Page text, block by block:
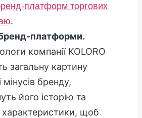
платформ торгових
.
платформи.
компанії KOLORO
загальну картину
мінусів бренду,
його історію та
характеристики, щоб